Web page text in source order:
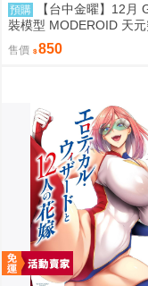
預購
【台中金曜】12月
裝模型 MODEROID 天
蓮螺巖 紅蓮螺巖 再版
售價 850